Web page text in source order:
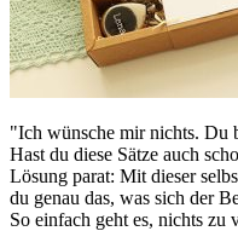
"Ich wünsche mir nichts. Du
Hast du diese Sätze auch
Lösung parat: Mit dieser
du genau das, was sich der
So einfach geht es, nichts zu